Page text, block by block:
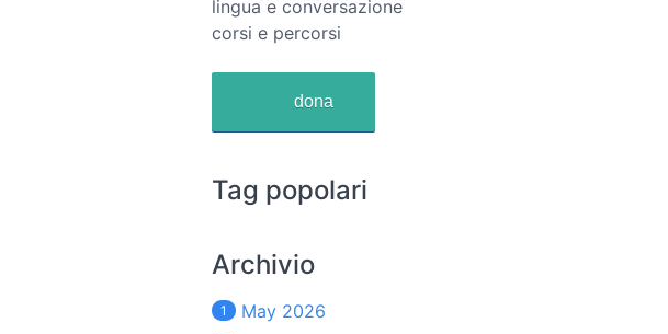
lingua e conversazione
corsi e percorsi
dona
Tag popolari
Archivio
1 May 2026